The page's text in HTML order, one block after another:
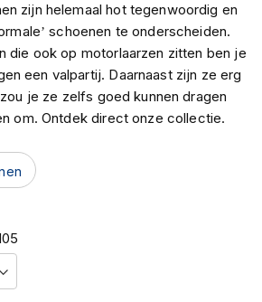
zijn helemaal hot tegenwoordig en
schoenen te onderscheiden.
die ook op motorlaarzen zitten ben je
een valpartij. Daarnaast zijn ze erg
je ze zelfs goed kunnen dragen
om. Ontdek direct onze collectie.